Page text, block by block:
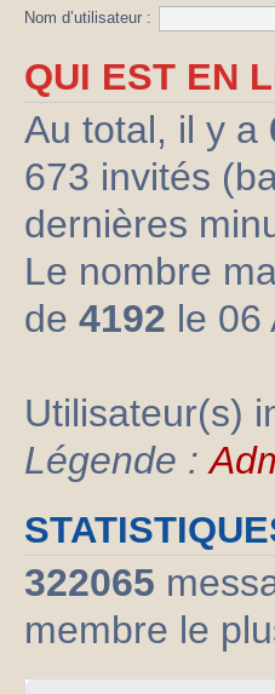
Nom d’utilisateur :
QUI EST EN
Au total, il y a
673 invités
dernières
Le nombre
de 4192 le 06
Utilisateur(s)
Légende :
322065
membre le